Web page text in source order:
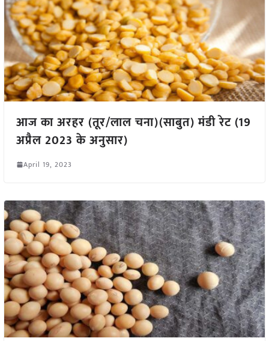
आज का अरहर (तूर/लाल चना)(साबुत) मंडी रेट (19
अप्रैल 2023 के अनुसार)
April 19, 2023